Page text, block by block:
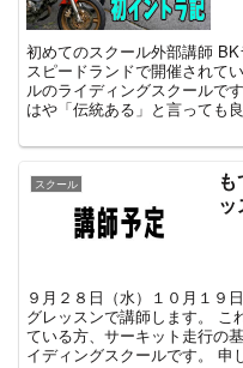
初めてのスクール外部講師
スピードランドで開催されて
ルのライディングスクールで
はや「伝統ある」と言っても
スクール
９月２８日（水）１０月１９
グレッスンで講師します。 こ
ている方、サーキット走行の
イディングスクールです。 申